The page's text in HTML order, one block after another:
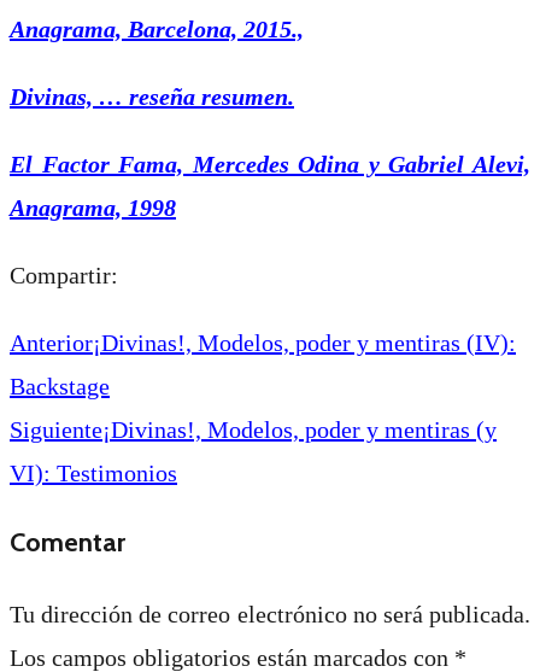
Anagrama, Barcelona, 2015.,
Divinas, … reseña resumen.
El Factor Fama, Mercedes Odina y Gabriel Alevi,
Anagrama, 1998
Compartir:
Anterior¡Divinas!, Modelos, poder y mentiras (IV):
Backstage
Siguiente¡Divinas!, Modelos, poder y mentiras (y
VI): Testimonios
Comentar
Tu dirección de correo electrónico no será publicada.
Los campos obligatorios están marcados con *